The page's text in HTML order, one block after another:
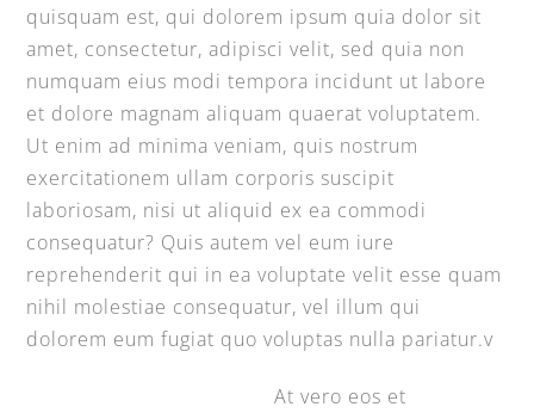
quisquam est, qui dolorem ipsum quia dolor sit
amet, consectetur, adipisci velit, sed quia non
numquam eius modi tempora incidunt ut labore
et dolore magnam aliquam quaerat voluptatem.
Ut enim ad minima veniam, quis nostrum
exercitationem ullam corporis suscipit
laboriosam, nisi ut aliquid ex ea commodi
consequatur? Quis autem vel eum iure
reprehenderit qui in ea voluptate velit esse quam
nihil molestiae consequatur, vel illum qui
dolorem eum fugiat quo voluptas nulla pariatur.v
At vero eos et